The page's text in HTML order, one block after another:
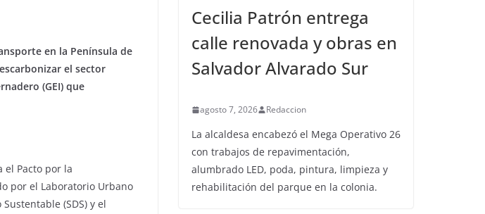
en la Península de
el sector
(GEI) que
el Pacto por la
por el Laboratorio Urbano
(SDS) y el
Cecilia Patrón entrega
calle renovada y obras en
Salvador Alvarado Sur
agosto 7, 2026 Redaccion
La alcaldesa encabezó el Mega Operativo 26
con trabajos de repavimentación,
alumbrado LED, poda, pintura, limpieza y
rehabilitación del parque en la colonia.